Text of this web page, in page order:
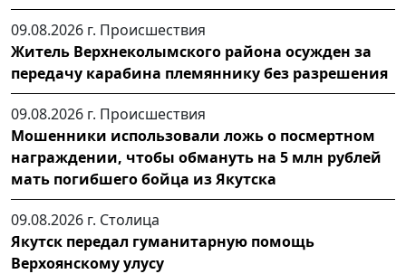
09.08.2026 г. Происшествия
Житель Верхнеколымского района осужден за
передачу карабина племяннику без разрешения
09.08.2026 г. Происшествия
Мошенники использовали ложь о посмертном
награждении, чтобы обмануть на 5 млн рублей
мать погибшего бойца из Якутска
09.08.2026 г. Столица
Якутск передал гуманитарную помощь
Верхоянскому улусу